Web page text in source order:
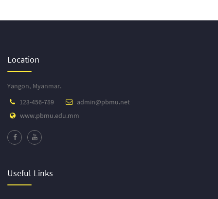
Location
Yangon, Myanmar.
123-456-789
admin@pbmu.net
www.pbmu.edu.mm
Useful Links